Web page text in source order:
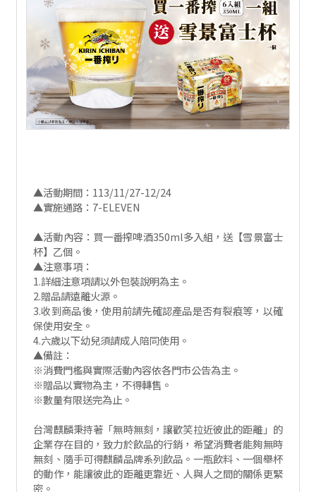
▲活動期間：113/11/27-12/24
▲實施通路：7-ELEVEN
▲活動內容：買一番搾啤酒350ml多入組，送【雪景富士
杯】乙個。
▲注意事項：
1.詳細注意項請以外包裝說明為主。
2.贈品請遠離火源。
3.收到商品後，使用前請先確認產品是否有裂痕等，以確
保使用安全。
4.六歲以下幼兒須請成人陪同使用。
▲備註：
※消費門檻與實際活動內容依各門市公告為主。
※贈品以實物為主，不得轉售。
※數量有限送完為止。
台灣麒麟秉持著「無時無刻，讓歡笑拉近彼此的距離」的
企業存在目的，致力於飲品的行銷，希望消費者能夠無時
無刻、隨手可得麒麟品牌系列飲品。一瓶飲料、一個舉杯
的動作，能讓彼此的距離更靠近、人與人之間的關係更緊
密。